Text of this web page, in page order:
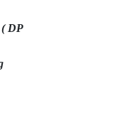
DP